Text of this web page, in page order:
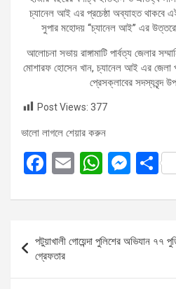
চ্যানেল আই এর প্রচেষ্ঠা অব্যাহত থাকবে
সুপার মহোদয় ‘‘চ্যানেল আই’’ এর
আলোচনা সভায় রাঙ্গামাটি পার্বত্য জেলার
মোশারফ হোসেন খান, চ্যানেল আই এর জেলা
প্রেসক্লাবের সদস্যবৃন্দ
Post Views: 377
ভালো লাগলে শেয়ার করুন
F
ce
o
o
E
ail
W
at
s
A
p
M
se
n
g
er
S
navigation
পটুয়াখালী গোয়েন্দা পুলিশের অভিযান ৭৭
গ্রেফতার